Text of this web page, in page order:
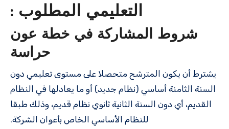
التعليمي المطلوب :
شروط المشاركة في خطة عون
حراسة
يشترط أن يكون المترشح متحصلا على مستوى تعليمي دون
السنة الثامنة أساسي (نظام جديد) أو ما يعادلها في النظام
القديم، أي دون السنة الثانية ثانوي نظام قديم، وذلك طبقا
للنظام الأساسي الخاص بأعوان الشركة.